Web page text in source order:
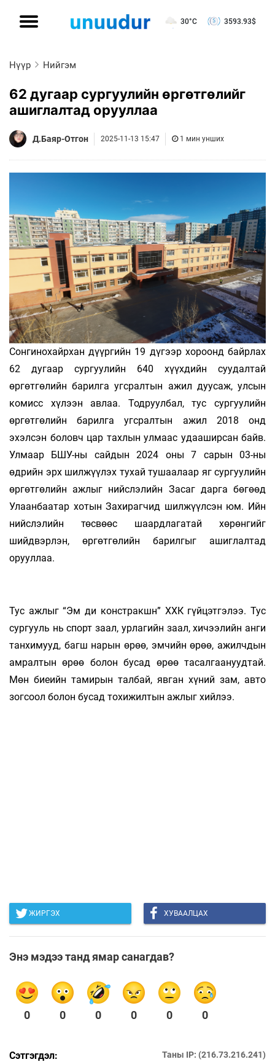
30°C 3593.93$
Нүүр Нийгэм
62 дугаар сургуулийн өргөтгөлийг
ашиглалтад орууллаа
Д.Баяр-Отгон 2025-11-13 15:47 1 мин унших
Сонгинохайрхан дүүргийн 19 дүгээр хороонд байрлах
62 дугаар сургуулийн 640 хүүхдийн суудалтай
өргөтгөлийн барилга угсралтын ажил дуусаж, улсын
комисс хүлээн авлаа. Тодруулбал, тус сургуулийн
өргөтгөлийн барилга угсралтын ажил 2018 онд
эхэлсэн боловч цар тахлын улмаас удааширсан байв.
Улмаар БШУ-ны сайдын 2024 оны 7 сарын 03-ны
өдрийн эрх шилжүүлэх тухай тушаалаар яг сургуулийн
өргөтгөлийн ажлыг нийслэлийн Засаг дарга бөгөөд
Улаанбаатар хотын Захирагчид шилжүүлсэн юм. Ийн
нийслэлийн төсвөөс шаардлагатай хөрөнгийг
шийдвэрлэн, өргөтгөлийн барилгыг ашиглалтад
орууллаа.
Тус ажлыг “Эм ди констракшн” ХХК гүйцэтгэлээ. Тус
сургууль нь спорт заал, урлагийн заал, хичээлийн анги
танхимууд, багш нарын өрөө, эмчийн өрөө, ажилчдын
амралтын өрөө болон бусад өрөө тасалгаануудтай.
Мөн биеийн тамирын талбай, явган хүний зам, авто
зогсоол болон бусад тохижилтын ажлыг хийлээ.
ЖИРГЭХ ХУВААЛЦАХ
Энэ мэдээ танд ямар санагдав?
0 0 0 0 0 0
Сэтгэгдэл: Таны IP: (216.73.216.241)